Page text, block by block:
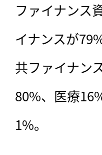
ファイナンス
イナンスが
共ファイナン
80%、医療
1%。